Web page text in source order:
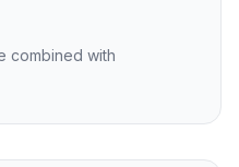
combined with